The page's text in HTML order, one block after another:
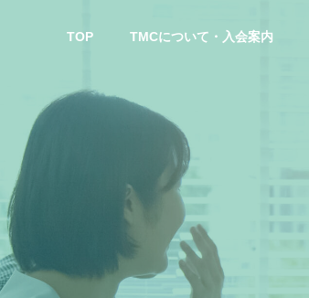
TOP TMCについて・入会案内